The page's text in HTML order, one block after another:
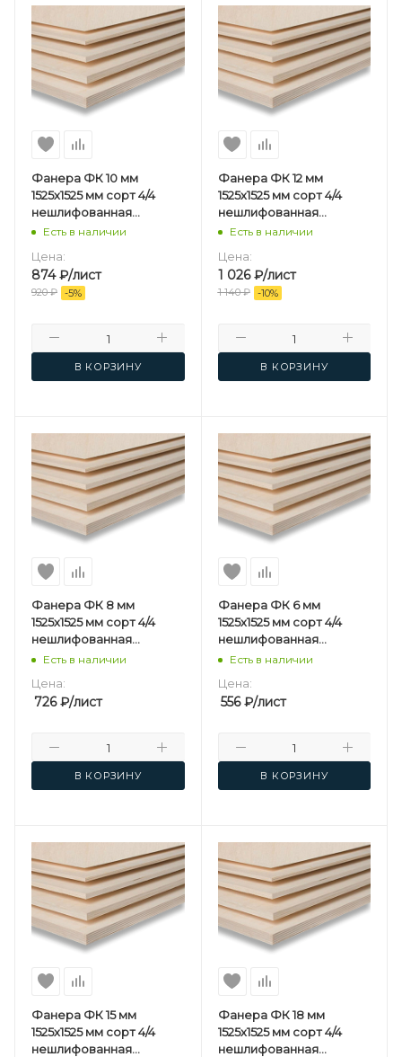
Фанера ФК 10 мм
1525х1525 мм сорт 4/4
нешлифованная
березовая
Есть в наличии
Цена:
874₽/лист
920₽ -5%
В КОРЗИНУ
Фанера ФК 12 мм
1525х1525 мм сорт 4/4
нешлифованная
березовая
Есть в наличии
Цена:
1 026₽/лист
1 140₽ -10%
В КОРЗИНУ
Фанера ФК 8 мм
1525х1525 мм сорт 4/4
нешлифованная
березовая
Есть в наличии
Цена:
726₽/лист
В КОРЗИНУ
Фанера ФК 6 мм
1525х1525 мм сорт 4/4
нешлифованная
березовая
Есть в наличии
Цена:
556₽/лист
В КОРЗИНУ
Фанера ФК 15 мм
1525х1525 мм сорт 4/4
нешлифованная
Фанера ФК 18 мм
1525х1525 мм сорт 4/4
нешлифованная